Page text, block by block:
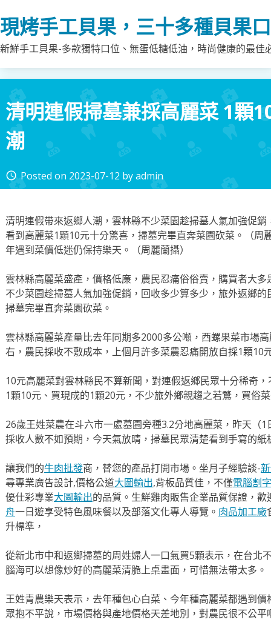
to
content
現烤手工貝果，三十多種貝果
新鮮手工貝果-多款獨特口位、無蛋低糖低油，時尚健康的最
清明連假掃墓兼採高麗菜 1顆
潮
access_time Posted on 2023-07-12 byadmin
清明連假帶來返鄉人潮，雲林縣不少菜園趁掃墓人氣加強促
看到高麗菜1顆10元十分驚喜，掃墓完畢直奔菜園砍菜。（周
年遇到菜價低迷仍保持樂天。（周麗蘭攝）
雲林縣高麗菜盛產，價格低廉，農民忍痛俗俗賣，購買者大
不少菜園趁掃墓人氣加強促銷，回收多少算多少，旅外返鄉
掃墓完畢直奔菜園砍菜。
雲林縣高麗菜產量比去年同期多2000多公噸，西螺果菜市場
右，農民採收不敷成本，上個月許多菜農忍痛開放自採1顆10
10元高麗菜對雲林縣民不算新聞，對連假返鄉民眾十分稀奇
1顆10元、買現成的1顆20元，不少旅外鄉親趨之若鶩，買俗
26歲王姓菜農在斗六市一處墓園旁種3.2分地高麗菜，昨天（
採收人數不如預期，今天氣放晴，掃墓民眾清楚看到手寫的
讓我們的牛肉批發商，替您的產品打開市場。坐月子經驗談-
尋專業廣告設計,價格公道大圖輸出,背板品質佳，不僅電腦割字
優仕彩專業大圖輸出的品質。生鮮雞肉販售企業品質保證，歡
舟一日遊享受特色風味餐以及部落文化專人導覽。 肉品加工廠
升標準，
從新北市中和返鄉掃墓的周姓婦人一口氣買5顆表示，在台北
腦海可以想像炒好的高麗菜清脆上桌畫面，可惜無法帶太多。
王姓青農樂天表示，去年種包心白菜、今年種高麗菜都遇到
眾抱不平說，市場價格與產地價格天差地別，對農民很不公平